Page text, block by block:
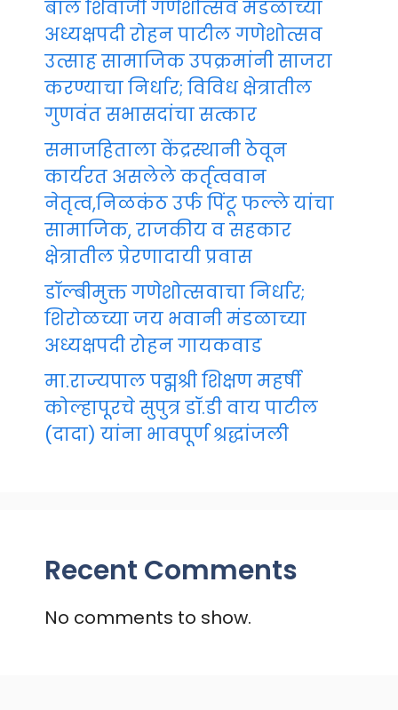
बाल शिवाजी गणेशोत्सव मंडळाच्या
अध्यक्षपदी रोहन पाटील गणेशोत्सव
उत्साह सामाजिक उपक्रमांनी साजरा
करण्याचा निर्धार; विविध क्षेत्रातील
गुणवंत सभासदांचा सत्कार
समाजहिताला केंद्रस्थानी ठेवून
कार्यरत असलेले कर्तृत्ववान
नेतृत्व,निळकंठ उर्फ पिंटू फल्ले यांचा
सामाजिक, राजकीय व सहकार
क्षेत्रातील प्रेरणादायी प्रवास
डॉल्बीमुक्त गणेशोत्सवाचा निर्धार;
शिरोळच्या जय भवानी मंडळाच्या
अध्यक्षपदी रोहन गायकवाड
मा.राज्यपाल पद्मश्री शिक्षण महर्षी
कोल्हापूरचे सुपुत्र डॉ.डी वाय पाटील
(दादा) यांना भावपूर्ण श्रद्धांजली
Recent Comments
No comments to show.